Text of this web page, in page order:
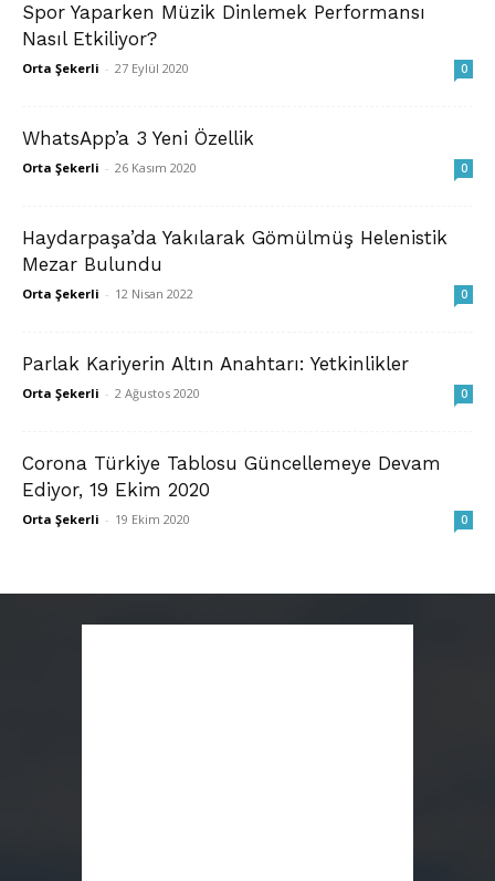
Spor Yaparken Müzik Dinlemek Performansı
Nasıl Etkiliyor?
Orta Şekerli - 27 Eylül 2020 0
WhatsApp’a 3 Yeni Özellik
Orta Şekerli - 26 Kasım 2020 0
Haydarpaşa’da Yakılarak Gömülmüş Helenistik
Mezar Bulundu
Orta Şekerli - 12 Nisan 2022 0
Parlak Kariyerin Altın Anahtarı: Yetkinlikler
Orta Şekerli - 2 Ağustos 2020 0
Corona Türkiye Tablosu Güncellemeye Devam
Ediyor, 19 Ekim 2020
Orta Şekerli - 19 Ekim 2020 0